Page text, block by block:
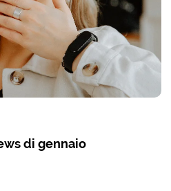
di gennaio